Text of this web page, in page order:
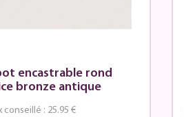
encastrable rond
bronze antique
conseillé : 25.95 €